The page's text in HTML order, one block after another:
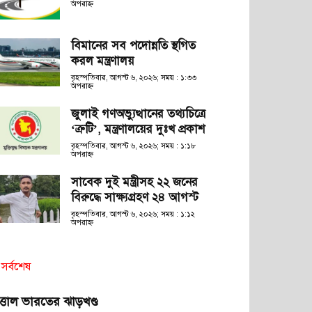
অপরাহ্ণ
বিমানের সব পদোন্নতি স্থগিত
করল মন্ত্রণালয়
বৃহস্পতিবার, আগস্ট ৬, ২০২৬; সময় : ১:৩৩
অপরাহ্ণ
জুলাই গণঅভ্যুত্থানের তথ্যচিত্রে
‘ত্রুটি’, মন্ত্রণালয়ের দুঃখ প্রকাশ
বৃহস্পতিবার, আগস্ট ৬, ২০২৬; সময় : ১:১৮
অপরাহ্ণ
সাবেক দুই মন্ত্রীসহ ২২ জনের
বিরুদ্ধে সাক্ষ্যগ্রহণ ২৪ আগস্ট
বৃহস্পতিবার, আগস্ট ৬, ২০২৬; সময় : ১:১২
অপরাহ্ণ
সর্বশেষ
ভারতের ঝাড়খণ্ড